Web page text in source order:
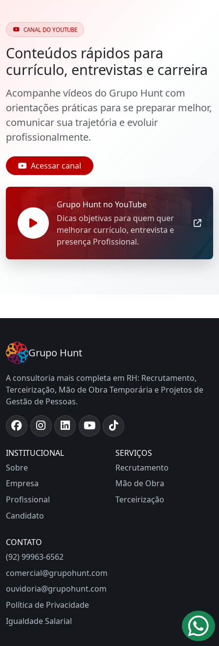
CANAL DO YOUTUBE
Conteúdos rápidos para
currículo, entrevistas e carreira
Acompanhe vídeos do Grupo Hunt com
orientações práticas para se preparar melhor,
comunicar sua trajetória e evoluir
profissionalmente.
Acessar canal
Grupo Hunt no YouTube
Dicas objetivas para quem quer
melhorar currículo, entrevista e
presença Profissional.
Grupo Hunt
A consultoria mais completa em RH: Recrutamento,
Terceirização, Mão de Obra Temporária e Projetos de
Gestão de Pessoas.
INSTITUCIONAL
Sobre
Empresa
Profissional
Candidato
SERVIÇOS
Recrutamento
Mão de Obra
Terceirização
CONTATO
(92) 99963-6562
comercial@grupohunt.com
ouvidoria@grupohunt.com
Política de Privacidade
Igualdade Salarial